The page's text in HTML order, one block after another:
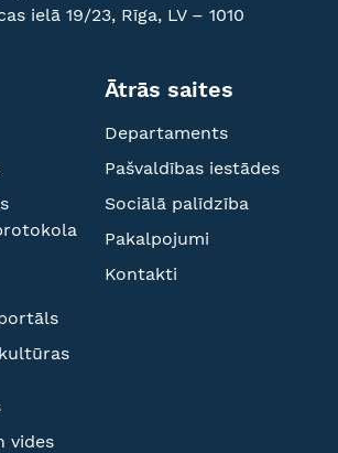
ielā 19/23, Rīga, LV – 1010
vides
Ātrās saites
Departaments
Pašvaldības iestādes
Sociālā palīdzība
Pakalpojumi
Kontakti